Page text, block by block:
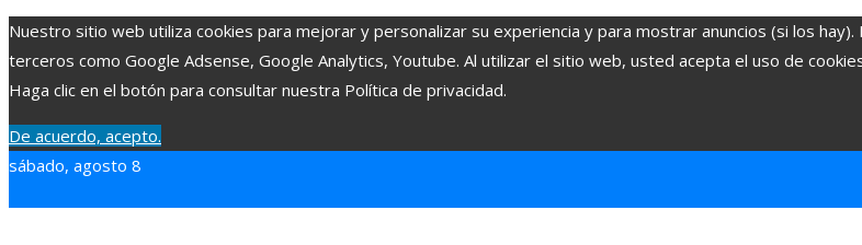
Nuestro sitio web utiliza cookies para mejorar y personalizar su experiencia y para mostrar anuncios (si los
terceros como Google Adsense, Google Analytics, Youtube. Al utilizar el sitio web, usted acepta el uso de
Haga clic en el botón para consultar nuestra Política de privacidad.
De acuerdo, acepto.
sábado, agosto 8